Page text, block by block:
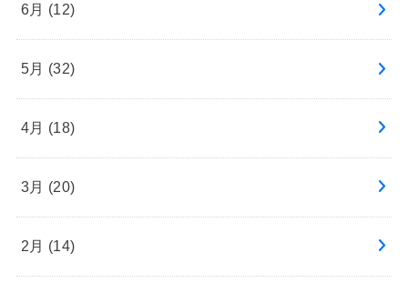
6月 (12)
5月 (32)
4月 (18)
3月 (20)
2月 (14)